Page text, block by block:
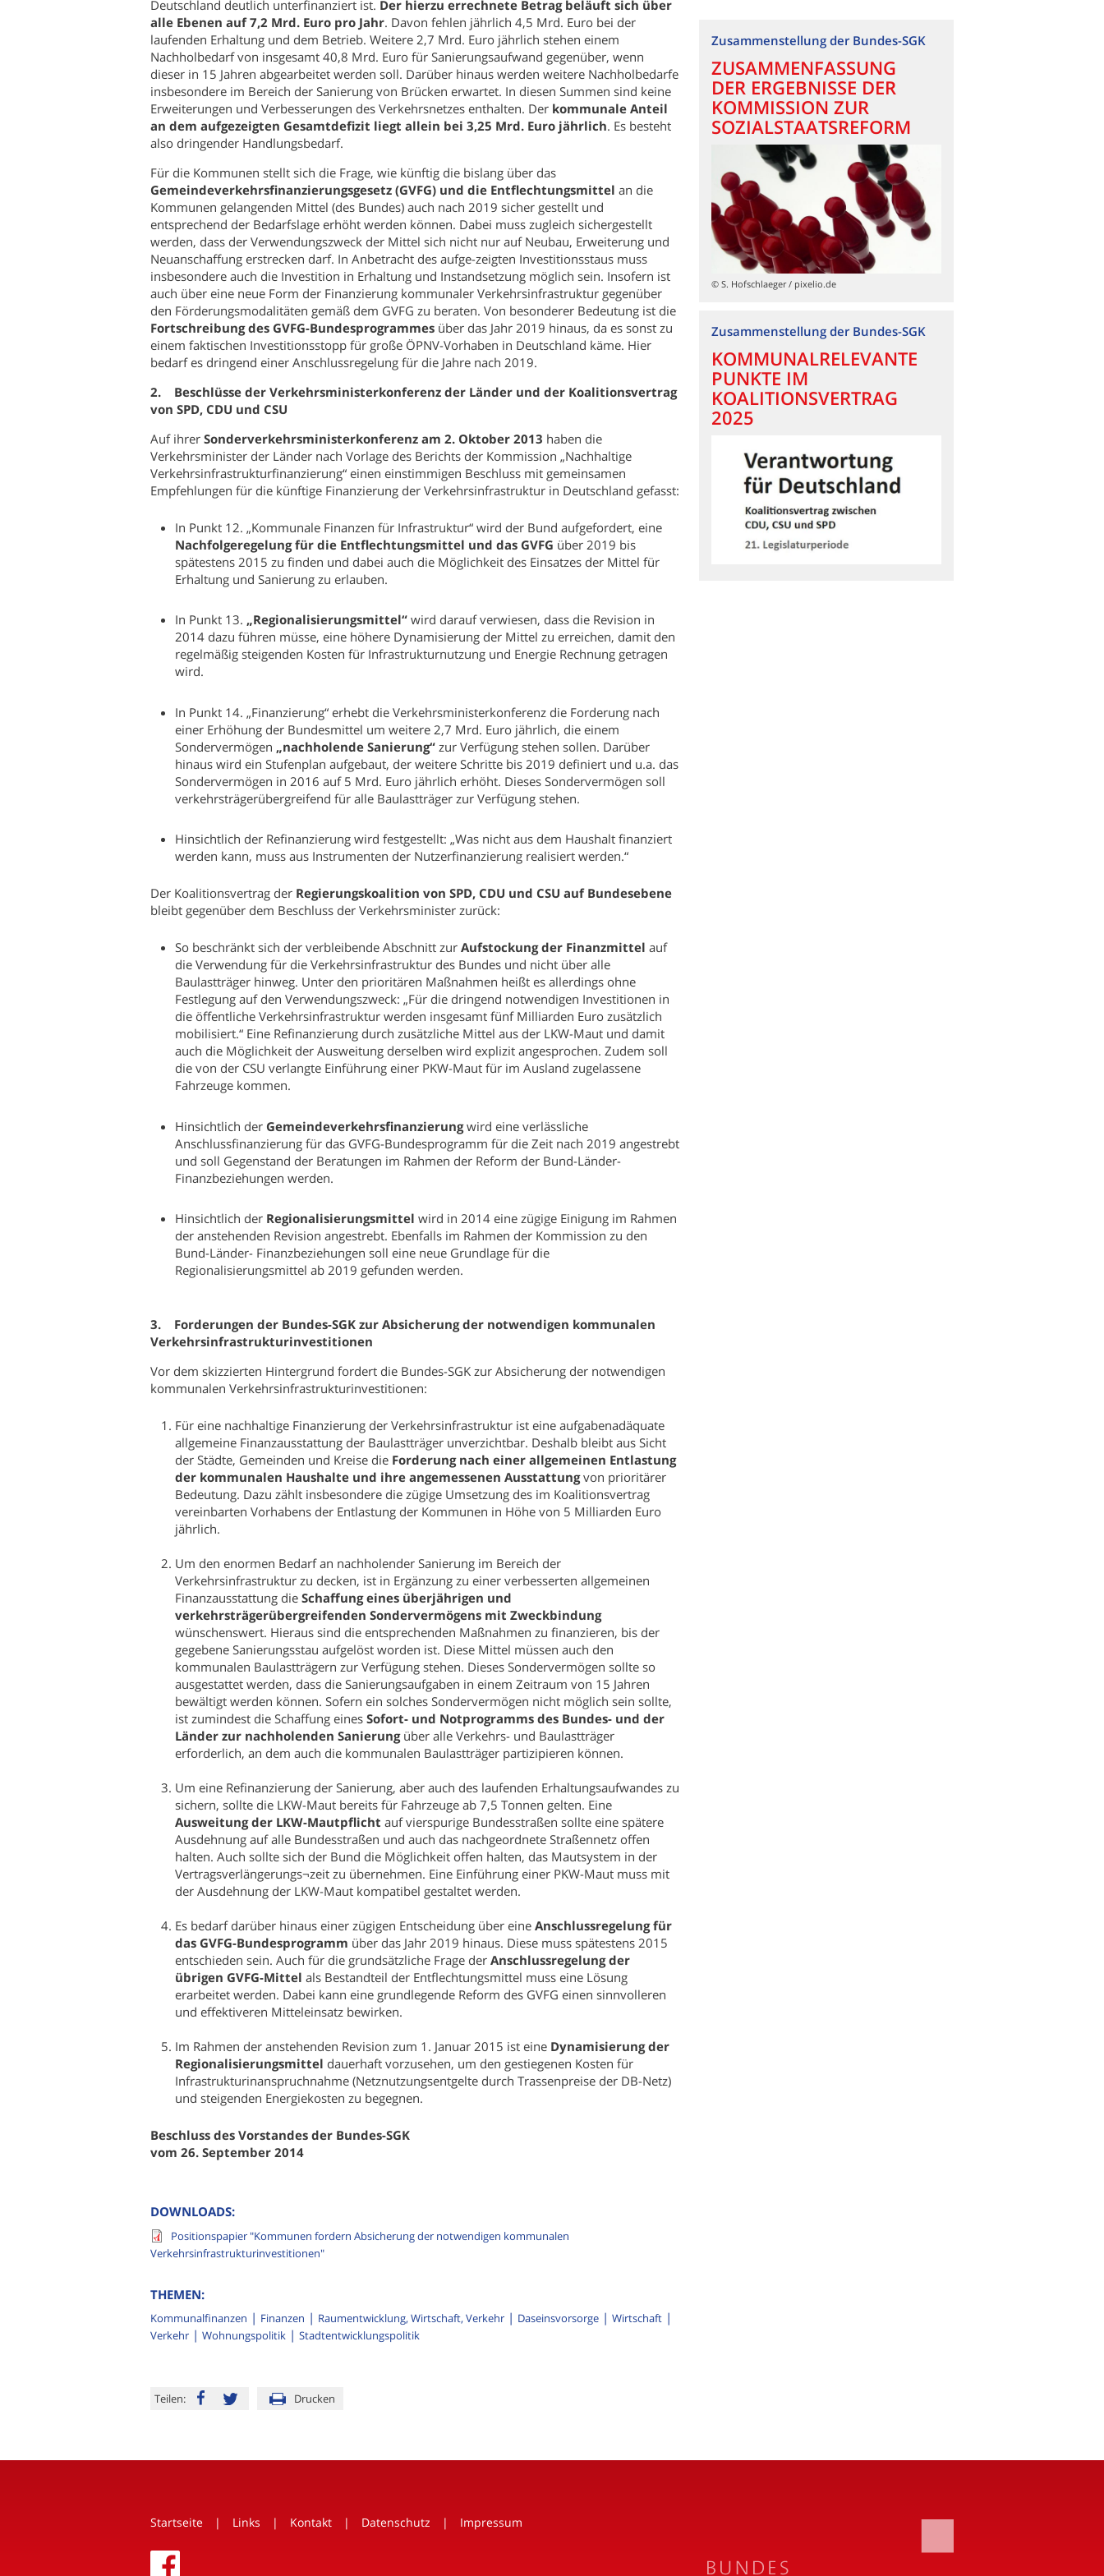
Deutschland deutlich unterfinanziert ist. Der hierzu errechnete Betrag beläuft sich über
alle Ebenen auf 7,2 Mrd. Euro pro Jahr. Davon fehlen jährlich 4,5 Mrd. Euro bei der
laufenden Erhaltung und dem Betrieb. Weitere 2,7 Mrd. Euro jährlich stehen einem
Nachholbedarf von insgesamt 40,8 Mrd. Euro für Sanierungsaufwand gegenüber, wenn
dieser in 15 Jahren abgearbeitet werden soll. Darüber hinaus werden weitere Nachholbedarfe
insbesondere im Bereich der Sanierung von Brücken erwartet. In diesen Summen sind keine
Erweiterungen und Verbesserungen des Verkehrsnetzes enthalten. Der kommunale Anteil
an dem aufgezeigten Gesamtdefizit liegt allein bei 3,25 Mrd. Euro jährlich. Es besteht
also dringender Handlungsbedarf.
Für die Kommunen stellt sich die Frage, wie künftig die bislang über das
Gemeindeverkehrsfinanzierungsgesetz (GVFG) und die Entflechtungsmittel an die
Kommunen gelangenden Mittel (des Bundes) auch nach 2019 sicher gestellt und
entsprechend der Bedarfslage erhöht werden können. Dabei muss zugleich sichergestellt
werden, dass der Verwendungszweck der Mittel sich nicht nur auf Neubau, Erweiterung und
Neuanschaffung erstrecken darf. In Anbetracht des aufge-zeigten Investitionsstaus muss
insbesondere auch die Investition in Erhaltung und Instandsetzung möglich sein. Insofern ist
auch über eine neue Form der Finanzierung kommunaler Verkehrsinfrastruktur gegenüber
den Förderungsmodalitäten gemäß dem GVFG zu beraten. Von besonderer Bedeutung ist die
Fortschreibung des GVFG-Bundesprogrammes über das Jahr 2019 hinaus, da es sonst zu
einem faktischen Investitionsstopp für große ÖPNV-Vorhaben in Deutschland käme. Hier
bedarf es dringend einer Anschlussregelung für die Jahre nach 2019.
2. Beschlüsse der Verkehrsministerkonferenz der Länder und der Koalitionsvertrag
von SPD, CDU und CSU
Auf ihrer Sonderverkehrsministerkonferenz am 2. Oktober 2013 haben die
Verkehrsminister der Länder nach Vorlage des Berichts der Kommission „Nachhaltige
Verkehrsinfrastrukturfinanzierung“ einen einstimmigen Beschluss mit gemeinsamen
Empfehlungen für die künftige Finanzierung der Verkehrsinfrastruktur in Deutschland gefasst:
In Punkt 12. „Kommunale Finanzen für Infrastruktur“ wird der Bund aufgefordert, eine
Nachfolgeregelung für die Entflechtungsmittel und das GVFG über 2019 bis
spätestens 2015 zu finden und dabei auch die Möglichkeit des Einsatzes der Mittel für
Erhaltung und Sanierung zu erlauben.
In Punkt 13. „Regionalisierungsmittel“ wird darauf verwiesen, dass die Revision in
2014 dazu führen müsse, eine höhere Dynamisierung der Mittel zu erreichen, damit den
regelmäßig steigenden Kosten für Infrastrukturnutzung und Energie Rechnung getragen
wird.
In Punkt 14. „Finanzierung“ erhebt die Verkehrsministerkonferenz die Forderung nach
einer Erhöhung der Bundesmittel um weitere 2,7 Mrd. Euro jährlich, die einem
Sondervermögen „nachholende Sanierung“ zur Verfügung stehen sollen. Darüber
hinaus wird ein Stufenplan aufgebaut, der weitere Schritte bis 2019 definiert und u.a. das
Sondervermögen in 2016 auf 5 Mrd. Euro jährlich erhöht. Dieses Sondervermögen soll
verkehrsträgerübergreifend für alle Baulastträger zur Verfügung stehen.
Hinsichtlich der Refinanzierung wird festgestellt: „Was nicht aus dem Haushalt finanziert
werden kann, muss aus Instrumenten der Nutzerfinanzierung realisiert werden.“
Der Koalitionsvertrag der Regierungskoalition von SPD, CDU und CSU auf Bundesebene
bleibt gegenüber dem Beschluss der Verkehrsminister zurück:
So beschränkt sich der verbleibende Abschnitt zur Aufstockung der Finanzmittel auf
die Verwendung für die Verkehrsinfrastruktur des Bundes und nicht über alle
Baulastträger hinweg. Unter den prioritären Maßnahmen heißt es allerdings ohne
Festlegung auf den Verwendungszweck: „Für die dringend notwendigen Investitionen in
die öffentliche Verkehrsinfrastruktur werden insgesamt fünf Milliarden Euro zusätzlich
mobilisiert.“ Eine Refinanzierung durch zusätzliche Mittel aus der LKW-Maut und damit
auch die Möglichkeit der Ausweitung derselben wird explizit angesprochen. Zudem soll
die von der CSU verlangte Einführung einer PKW-Maut für im Ausland zugelassene
Fahrzeuge kommen.
Hinsichtlich der Gemeindeverkehrsfinanzierungwird eine verlässliche
Anschlussfinanzierung für das GVFG-Bundesprogramm für die Zeit nach 2019 angestrebt
und soll Gegenstand der Beratungen im Rahmen der Reform der Bund-Länder-
Finanzbeziehungen werden.
Hinsichtlich der Regionalisierungsmittel wird in 2014 eine zügige Einigung im Rahmen
der anstehenden Revision angestrebt. Ebenfalls im Rahmen der Kommission zu den
Bund-Länder- Finanzbeziehungen soll eine neue Grundlage für die
Regionalisierungsmittel ab 2019 gefunden werden.
3. Forderungen der Bundes-SGK zur Absicherung der notwendigen kommunalen
Verkehrsinfrastrukturinvestitionen
Vor dem skizzierten Hintergrund fordert die Bundes-SGK zur Absicherung der notwendigen
kommunalen Verkehrsinfrastrukturinvestitionen:
Für eine nachhaltige Finanzierung der Verkehrsinfrastruktur ist eine aufgabenadäquate
allgemeine Finanzausstattung der Baulastträger unverzichtbar. Deshalb bleibt aus Sicht
der Städte, Gemeinden und Kreise die Forderung nach einer allgemeinen Entlastung
der kommunalen Haushalte und ihre angemessenen Ausstattungvon prioritärer
Bedeutung. Dazu zählt insbesondere die zügige Umsetzung des im Koalitionsvertrag
vereinbarten Vorhabens der Entlastung der Kommunen in Höhe von 5 Milliarden Euro
jährlich.
Um den enormen Bedarf an nachholender Sanierung im Bereich der
Verkehrsinfrastruktur zu decken, ist in Ergänzung zu einer verbesserten allgemeinen
Finanzausstattung die Schaffung eines überjährigen und
verkehrsträgerübergreifenden Sondervermögens mit Zweckbindung
wünschenswert. Hieraus sind die entsprechenden Maßnahmen zu finanzieren, bis der
gegebene Sanierungsstau aufgelöst worden ist. Diese Mittel müssen auch den
kommunalen Baulastträgern zur Verfügung stehen. Dieses Sondervermögen sollte so
ausgestattet werden, dass die Sanierungsaufgaben in einem Zeitraum von 15 Jahren
bewältigt werden können. Sofern ein solches Sondervermögen nicht möglich sein sollte,
ist zumindest die Schaffung eines Sofort- und Notprogramms des Bundes- und der
Länder zur nachholenden Sanierungüber alle Verkehrs- und Baulastträger
erforderlich, an dem auch die kommunalen Baulastträger partizipieren können.
Um eine Refinanzierung der Sanierung, aber auch des laufenden Erhaltungsaufwandes zu
sichern, sollte die LKW-Maut bereits für Fahrzeuge ab 7,5 Tonnen gelten. Eine
Ausweitung der LKW-Mautpflicht auf vierspurige Bundesstraßen sollte eine spätere
Ausdehnung auf alle Bundesstraßen und auch das nachgeordnete Straßennetz offen
halten. Auch sollte sich der Bund die Möglichkeit offen halten, das Mautsystem in der
Vertragsverlängerungs¬zeit zu übernehmen. Eine Einführung einer PKW-Maut muss mit
der Ausdehnung der LKW-Maut kompatibel gestaltet werden.
Es bedarf darüber hinaus einer zügigen Entscheidung über eine Anschlussregelung für
das GVFG-Bundesprogramm über das Jahr 2019 hinaus. Diese muss spätestens 2015
entschieden sein. Auch für die grundsätzliche Frage der Anschlussregelung der
übrigen GVFG-Mittel als Bestandteil der Entflechtungsmittel muss eine Lösung
erarbeitet werden. Dabei kann eine grundlegende Reform des GVFG einen sinnvolleren
und effektiveren Mitteleinsatz bewirken.
Im Rahmen der anstehenden Revision zum 1. Januar 2015 ist eine Dynamisierung der
Regionalisierungsmittel dauerhaft vorzusehen, um den gestiegenen Kosten für
Infrastrukturinanspruchnahme (Netznutzungsentgelte durch Trassenpreise der DB-Netz)
und steigenden Energiekosten zu begegnen.
Beschluss des Vorstandes der Bundes-SGK
vom 26. September 2014
DOWNLOADS:
Positionspapier "Kommunen fordern Absicherung der notwendigen kommunalen
Verkehrsinfrastrukturinvestitionen"
THEMEN:
Kommunalfinanzen Finanzen Raumentwicklung, Wirtschaft, Verkehr Daseinsvorsorge
Wirtschaft
Verkehr
Wohnungspolitik Stadtentwicklungspolitik
Teilen: Drucken
Zusammenstellung der Bundes-SGK
ZUSAMMENFASSUNG
DER ERGEBNISSE DER
KOMMISSION ZUR
SOZIALSTAATSREFORM
© S. Hofschlaeger / pixelio.de
Zusammenstellung der Bundes-SGK
KOMMUNALRELEVANTE
PUNKTE IM
KOALITIONSVERTRAG
2025
Startseite Links Kontakt Datenschutz Impressum